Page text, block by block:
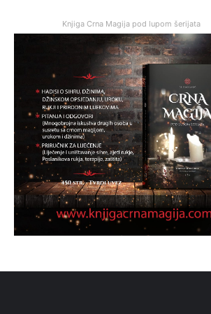
Knjiga Crna Magija pod lupom šerijata